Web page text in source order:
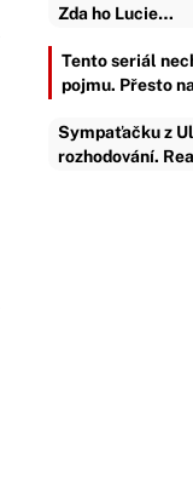
Zda ho Lucie…
Tento seriál
pojmu. Přesto
Sympaťačku z
rozhodování.